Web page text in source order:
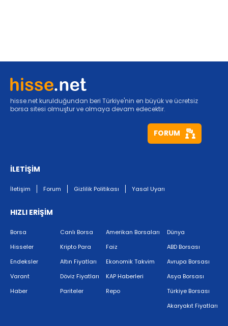
hisse.net kurulduğundan beri Türkiye'nin en büyük ve ücretsiz
borsa sitesi olmuştur ve olmaya devam edecektir.
FORUM
İLETİŞİM
İletişim Forum Gizlilik Politikası Yasal Uyarı
HIZLI ERİŞİM
Borsa
Hisseler
Endeksler
Varant
Haber
Canlı Borsa
Kripto Para
Altın Fiyatları
Döviz Fiyatları
Pariteler
Amerikan Borsaları
Faiz
Ekonomik Takvim
KAP Haberleri
Repo
Dünya
ABD Borsası
Avrupa Borsası
Asya Borsası
Türkiye Borsası
Akaryakıt Fiyatları